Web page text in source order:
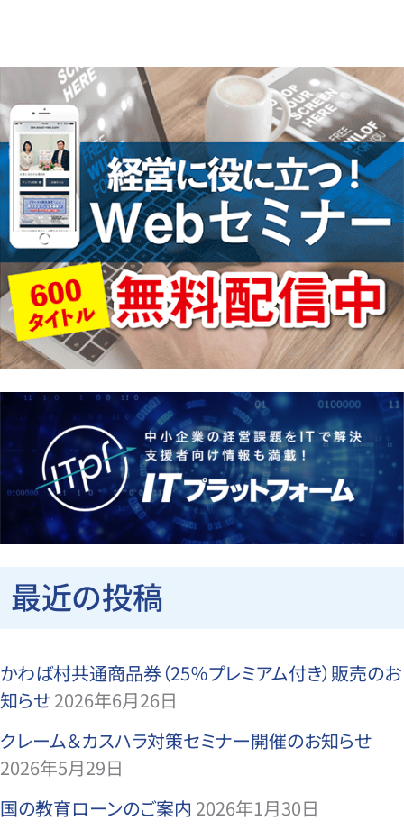
最近の投稿
かわば村共通商品券（25％プレミアム付き）販売のお
知らせ2026年6月26日
クレーム＆カスハラ対策セミナー開催のお知らせ
2026年5月29日
国の教育ローンのご案内 2026年1月30日